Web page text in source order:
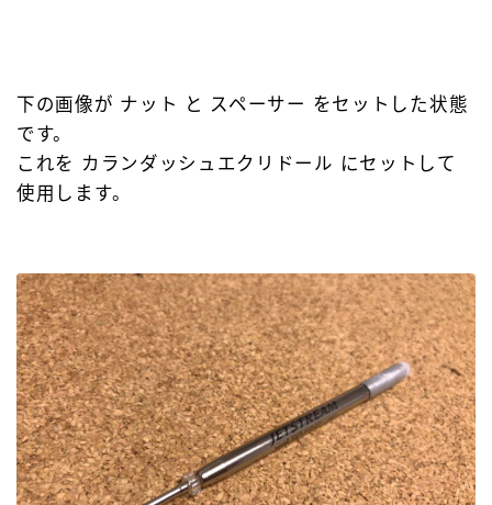
下の画像が ナット と スペーサー をセットした状態
です。
これを カランダッシュエクリドール にセットして
使用します。